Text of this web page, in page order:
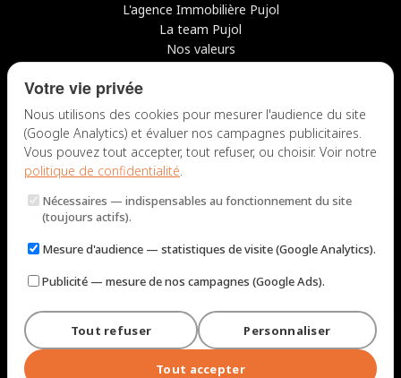
L'agence Immobilière Pujol
La team Pujol
Nos valeurs
Avis clients
Candidater chez nous
NOUS CONTACTER
Lun – Jeu : 9h – 12h / 14h – 18h
© 2026 Immobilière Pujol — Marseille. Tous droits réservés.
Mentions légales et tarifsPolitique de confidentialitéPlan du site
Gérer les cookies
Votre vie privée
Nous utilisons des cookies pour mesurer l'audience du site
(Google Analytics) et évaluer nos campagnes publicitaires.
Vous pouvez tout accepter, tout refuser, ou choisir. Voir notre
politique de confidentialité.
Nécessaires — indispensables au fonctionnement du site
(toujours actifs).
Mesure d'audience — statistiques de visite (Google Analytics).
Publicité — mesure de nos campagnes (Google Ads).
Tout refuser Personnaliser
Tout accepter